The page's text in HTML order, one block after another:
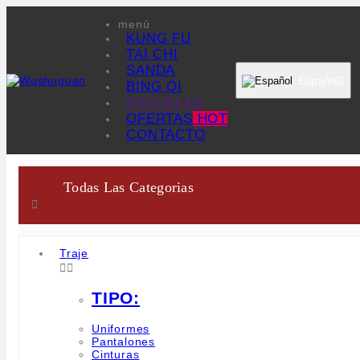
menú
KUNG FU
TAI CHI
SANDA
BING QI
ESCUELAS
OFERTAS HOT
CONTACTO
Todas Las Categorias

Traje

TIPO:
Uniformes
Pantalones
Cinturas